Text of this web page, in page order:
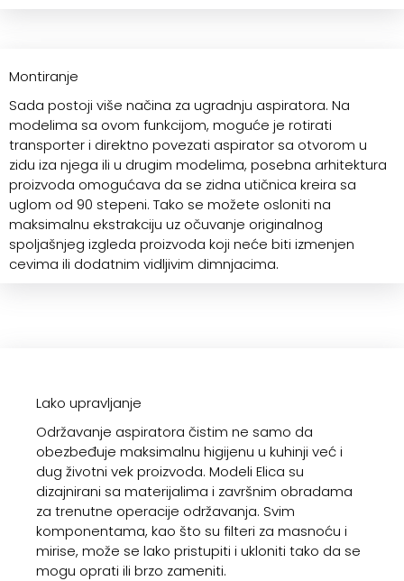
Montiranje
Sada postoji više načina za ugradnju aspiratora. Na
modelima sa ovom funkcijom, moguće je rotirati
transporter i direktno povezati aspirator sa otvorom u
zidu iza njega ili u drugim modelima, posebna arhitektura
proizvoda omogućava da se zidna utičnica kreira sa
uglom od 90 stepeni. Tako se možete osloniti na
maksimalnu ekstrakciju uz očuvanje originalnog
spoljašnjeg izgleda proizvoda koji neće biti izmenjen
cevima ili dodatnim vidljivim dimnjacima.
Lako upravljanje
Održavanje aspiratora čistim ne samo da
obezbeđuje maksimalnu higijenu u kuhinji već i
dug životni vek proizvoda. Modeli Elica su
dizajnirani sa materijalima i završnim obradama
za trenutne operacije održavanja. Svim
komponentama, kao što su filteri za masnoću i
mirise, može se lako pristupiti i ukloniti tako da se
mogu oprati ili brzo zameniti.